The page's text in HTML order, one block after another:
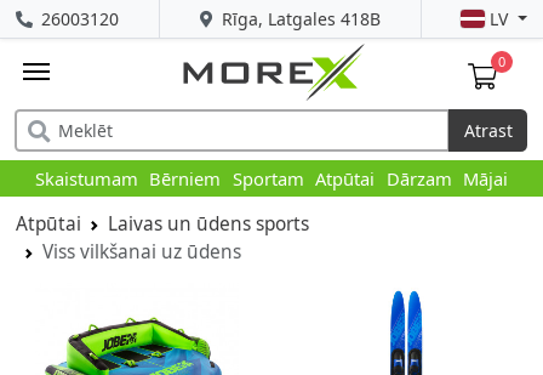
Rīga, Latgales 418B
26003120 LV
0
Atrast
Skaistumam Bērniem Sportam Atpūtai Dārzam Mājai
Atpūtai
Laivas un ūdens sports
Viss vilkšanai uz ūdens